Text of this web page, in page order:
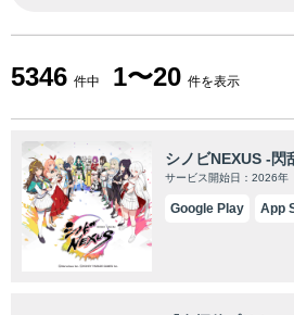
5346 件中 1〜20 件を表示
シノビNEXUS -閃
サービス開始日：2026年
Google Play App